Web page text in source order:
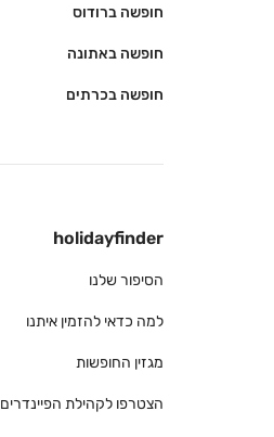
חופשה ברודוס
חופשה באתונה
חופשה בכרתים
holidayfinder
הסיפור שלנו
למה כדאי להזמין איתנו
מגזין החופשות
הצטרפו לקהילת הפיינדרים